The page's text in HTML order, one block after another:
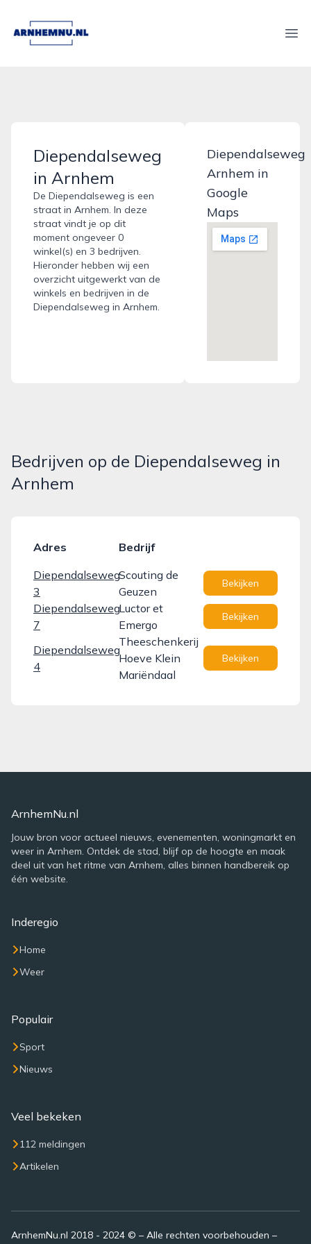
arnhemnu.nl
Diependalseweg
in Arnhem
De Diependalseweg is een
straat in Arnhem. In deze
straat vindt je op dit
moment ongeveer 0
winkel(s) en 3 bedrijven.
Hieronder hebben wij een
overzicht uitgewerkt van de
winkels en bedrijven in de
Diependalseweg in Arnhem.
Diependalseweg
Arnhem in
Google
Maps
Bedrijven op de Diependalseweg in
Arnhem
Adres
Bedrijf
Diependalseweg
3
Scouting de
Geuzen
Bekijken
Diependalseweg
7
Luctor et
Emergo
Bekijken
Diependalseweg
4
Theeschenkerij
Hoeve Klein
Mariëndaal
Bekijken
ArnhemNu.nl
Jouw bron voor actueel nieuws, evenementen, woningmarkt en
weer in Arnhem. Ontdek de stad, blijf op de hoogte en maak
deel uit van het ritme van Arnhem, alles binnen handbereik op
één website.
Inderegio
Home
Weer
Populair
Sport
Nieuws
Veel bekeken
112 meldingen
Artikelen
ArnhemNu.nl 2018 - 2024 © – Alle rechten voorbehouden –